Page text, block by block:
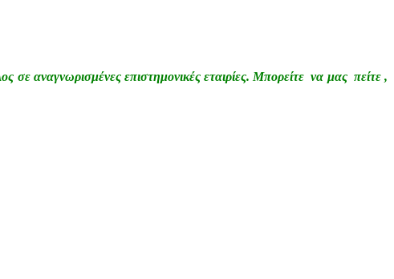
σε αναγνωρισμένες επιστημονικές εταιρίες. Μπορείτε να μας πείτε ,